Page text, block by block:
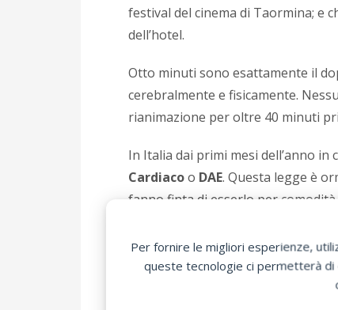
Per fornire le migliori esperienze,
queste tecnologie ci permetterà di
festival del cinema di Taormina; e
dell’hotel.
Otto minuti sono esattamente il
cerebralmente e fisicamente.
rianimazione per oltre 40 minuti
In Italia dai primi mesi dell’anno
Cardiacoo DAE. Questa legge è
fanno finta di esserlo per
, non
medico in sua assenza e